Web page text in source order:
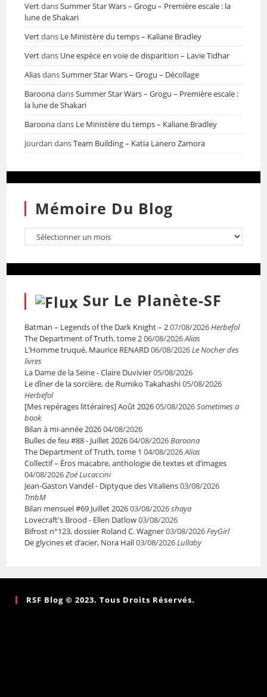
VertdansSummer Star Wars – Grogu – Première escale : la
lune de Shakari
Vertdans Le Ministère du temps – Kaliane Bradley
Vertdans Une espèce en voie de disparition – Lavie Tidhar
AliasdansSummer Star Wars – Grogu – Décollage
BaroonadansSummer Star Wars – Grogu – Première escale :
la lune de Shakari
Baroonadans Le Ministère du temps – Kaliane Bradley
Jourdan dansTeam Building – Katia Lanero Zamora
Mémoire Du Blog
Sur Le Planète-SF
Batman – Legends of the Dark Knight – 207/08/2026Herbefol
The Department of Truth, tome 206/08/2026Alias
L’Homme truqué, Maurice RENARD06/08/2026Le Nocher des
livres
La Dame de la Seine - Claire Duvivier05/08/2026
Le dîner de la sorcière, de Rumiko Takahashi05/08/2026
Herbefol
[Mes repérages littéraires] Août 202605/08/2026Sometimes a
book
Bilan à mi-année 202604/08/2026
Bulles de feu #88 - Juillet 202604/08/2026Baroona
The Department of Truth, tome 1 04/08/2026Alias
Collectif – Éros macabre, anthologie de textes et d’images
04/08/2026Zoé Lucaccini
Jean-Gaston Vandel - Diptyque des Vitaliens03/08/2026
TmbM
Bilan mensuel #69 Juillet 202603/08/2026shaya
Lovecraft's Brood - Ellen Datlow03/08/2026
Bifrost n°123, dossier Roland C. Wagner03/08/2026FeyGirl
De glycines et d’acier, Nora Hall03/08/2026Lullaby
RSF Blog © 2023. Tous Droits Réservés.